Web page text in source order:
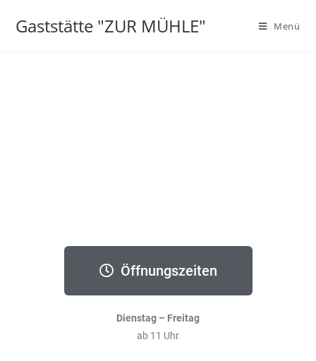
Gaststätte "ZUR MÜHLE" Menü
Öffnungszeiten
Dienstag – Freitag
ab 11 Uhr